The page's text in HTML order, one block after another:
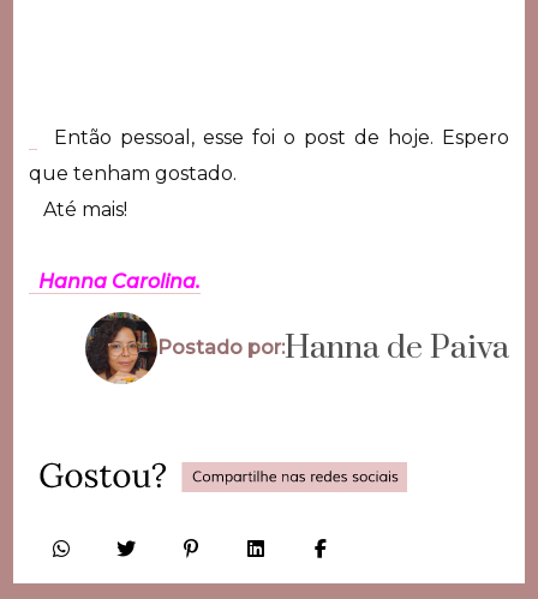
Então pessoal, esse foi o post de hoje. Espero
que tenham gostado.
Até mais!
Hanna Carolina.
Postado por:Hanna de Paiva